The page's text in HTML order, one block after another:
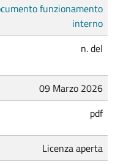
funzionamento
interno
n. del
09 Marzo 2026
pdf
Licenza aperta